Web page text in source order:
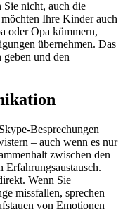
Sie nicht, auch die
Ihre Kinder auch
oder Opa kümmern,
übernehmen. Das
und den
Besprechungen
– auch wenn es nur
zwischen den
Erfahrungsaustausch.
Wenn Sie
missfallen, sprechen
von Emotionen